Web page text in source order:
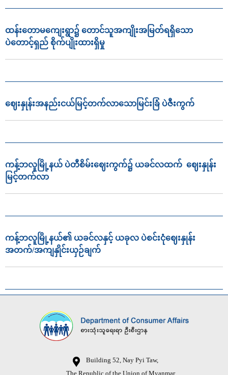
ထန်းတောမကျေးရွာ၌ တောင်သူအကျိုးအမြတ်ရရှိသော
ပဲတောင့်ရှည် စိုက်ပျိုးထားရှိမှု
ဈေးနှုန်းအနည်းငယ်မြင့်တက်လာသောမြင်းခြံ ပဲဇီးကွက်
ကန့်ဘလူမြို့နယ် ပဲတီစိမ်းဈေးကွက်၌ ယခင်လထက် ဈေးနှုန်း
မြင့်တက်လာ
ကန့်ဘလူမြို့နယ်၏ ယခင်လနှင့် ယခုလ ပဲစင်းငုံဈေးနှုန်း
အတက်/အကျနှိုင်းယှဉ်ချက်
Building 52, Nay Pyi Taw,
The Republic of the Union of Myanmar.